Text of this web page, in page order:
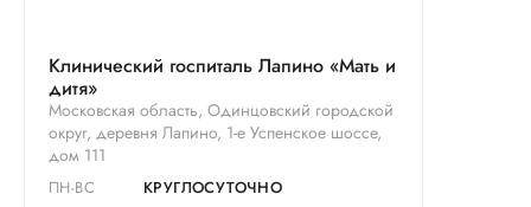
Клинический госпиталь Лапино «Мать и
дитя»
Московская область, Одинцовский городской
округ, деревня Лапино, 1-е Успенское шоссе,
дом 111
ПН-ВС КРУГЛОСУТОЧНО